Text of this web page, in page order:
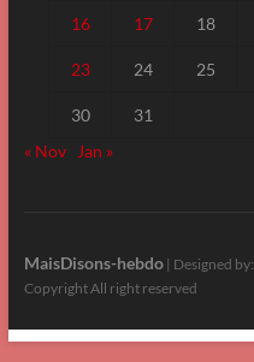
16 17 18
23 24 25
30
31
« Nov
Jan »
MaisDisons-hebdo| Designed by:
Copyright All right reserved